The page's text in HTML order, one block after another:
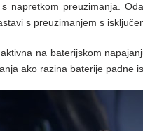
s napretkom preuzimanja.
s preuzimanjem s
na baterijskom
ako razina baterije padne